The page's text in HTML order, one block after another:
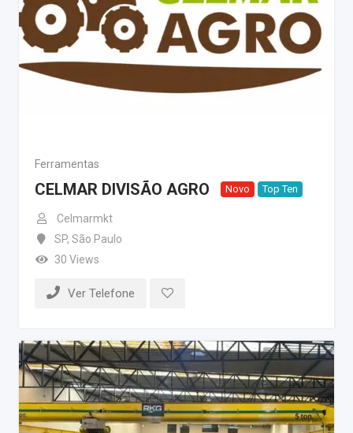
Ferramentas
CELMAR DIVISÃO AGRO Novo Top Ten
Celmarmkt
SP, São Paulo
30 Views
Ver Telefone